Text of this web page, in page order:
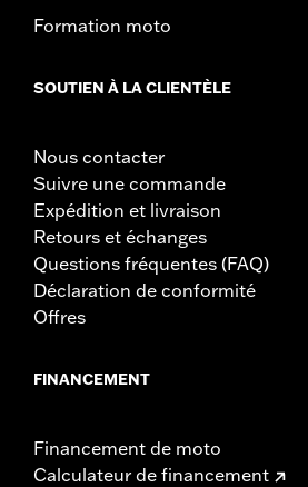
Formation moto
SOUTIEN À LA CLIENTÈLE
Nous contacter
Suivre une commande
Expédition et livraison
Retours et échanges
Questions fréquentes (FAQ)
Déclaration de conformité
Offres
FINANCEMENT
Financement de moto
Calculateur de financement